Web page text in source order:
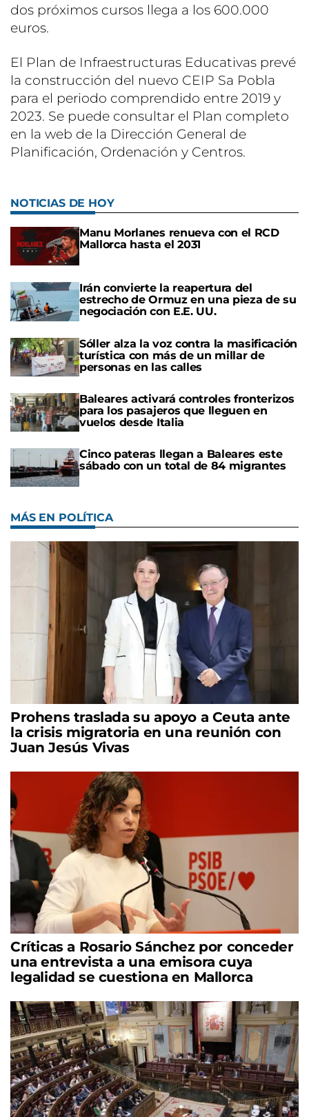
dos próximos cursos llega a los 600.000
euros.
El Plan de Infraestructuras Educativas prevé
la construcción del nuevo CEIP Sa Pobla
para el periodo comprendido entre 2019 y
2023. Se puede consultar el Plan completo
en la web de la Dirección General de
Planificación, Ordenación y Centros.
NOTICIAS DE HOY
Manu Morlanes renueva con el RCD
Mallorca hasta el 2031
Irán convierte la reapertura del
estrecho de Ormuz en una pieza de su
negociación con E.E. UU.
Sóller alza la voz contra la masificación
turística con más de un millar de
personas en las calles
Baleares activará controles fronterizos
para los pasajeros que lleguen en
vuelos desde Italia
Cinco pateras llegan a Baleares este
sábado con un total de 84 migrantes
MÁS EN POLÍTICA
Prohens traslada su apoyo a Ceuta ante
la crisis migratoria en una reunión con
Juan Jesús Vivas
Críticas a Rosario Sánchez por conceder
una entrevista a una emisora cuya
legalidad se cuestiona en Mallorca